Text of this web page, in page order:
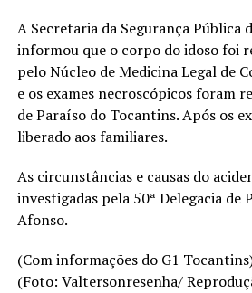
A Secretaria da Segurança Pública
informou que o corpo do idoso foi
pelo Núcleo de Medicina Legal de
e os exames necroscópicos foram
de Paraíso do Tocantins. Após os
liberado aos familiares.
As circunstâncias e causas do
investigadas pela 50ª Delegacia de
Afonso.
(Com informações do G1
(Foto: Valtersonresenha/